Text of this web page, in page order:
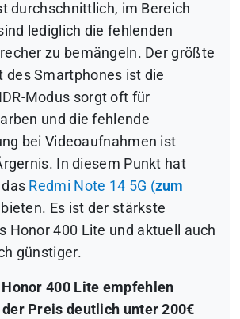
durchschnittlich, im Bereich
lediglich die fehlenden
zu bemängeln. Der größte
des Smartphones ist die
Modus sorgt oft für
und die fehlende
bei Videoaufnahmen ist
In diesem Punkt hat
Redmi Note 14 5G (zum
Es ist der stärkste
Honor 400 Lite und aktuell auch
günstiger.
400 Lite empfehlen
der Preis deutlich unter 200€